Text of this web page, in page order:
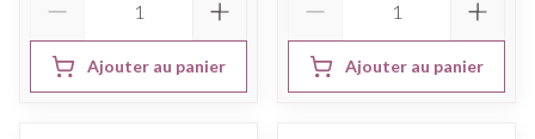
Ajouter au panier Ajouter au panier